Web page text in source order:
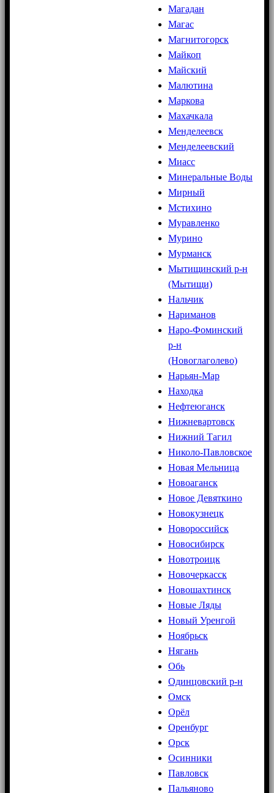
Магадан
Магас
Магнитогорск
Майкоп
Майский
Малютина
Маркова
Махачкала
Менделеевск
Менделеевский
Миасс
Минеральные Воды
Мирный
Мстихино
Муравленко
Мурино
Мурманск
Мытищинский р-н
(Мытищи)
Нальчик
Нариманов
Наро-Фоминский
р-н
(Новоглаголево)
Нарьян-Мар
Находка
Нефтеюганск
Нижневартовск
Нижний Тагил
Николо-Павловское
Новая Мельница
Новоаганск
Новое Девяткино
Новокузнецк
Новороссийск
Новосибирск
Новотроицк
Новочеркасск
Новошахтинск
Новые Ляды
Новый Уренгой
Ноябрьск
Нягань
Обь
Одинцовский р-н
Омск
Орёл
Оренбург
Орск
Осинники
Павловск
Пальяново